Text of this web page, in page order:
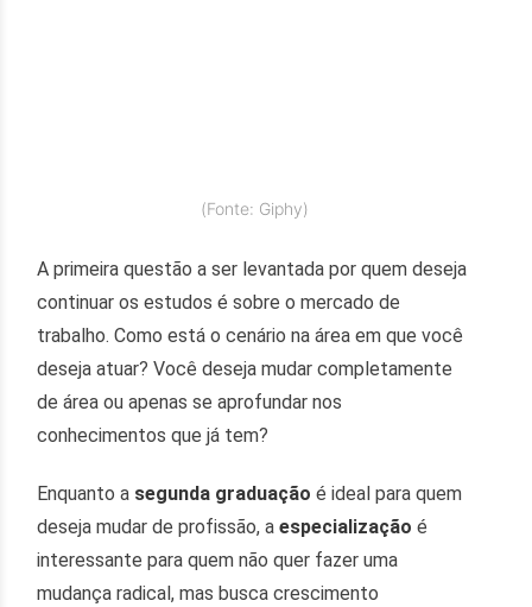
(Fonte: Giphy)
A primeira questão a ser levantada por quem deseja
continuar os estudos é sobre o mercado de
trabalho. Como está o cenário na área em que você
deseja atuar? Você deseja mudar completamente
de área ou apenas se aprofundar nos
conhecimentos que já tem?
Enquanto a segunda graduação é ideal para quem
deseja mudar de profissão, aespecializaçãoé
interessante para quem não quer fazer uma
mudança radical, mas busca crescimento